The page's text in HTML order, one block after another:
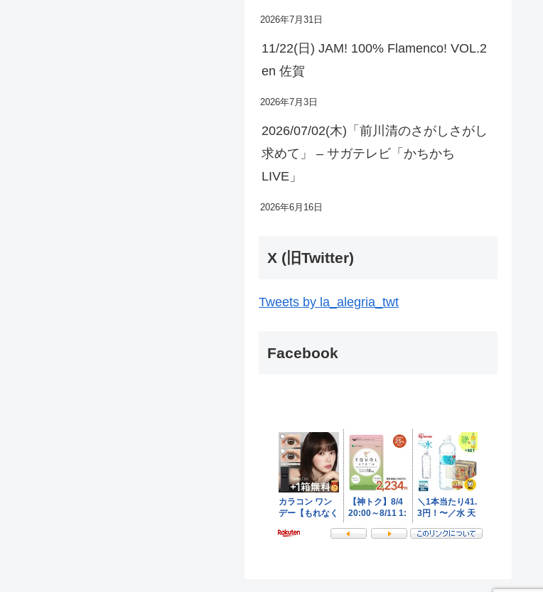
2026年7月31日
11/22(日) JAM! 100% Flamenco! VOL.2
en 佐賀
2026年7月3日
2026/07/02(木)「前川清のさがしさがし
求めて」 – サガテレビ「かちかち
LIVE」
2026年6月16日
X (旧Twitter)
Tweets by la_alegria_twt
Facebook